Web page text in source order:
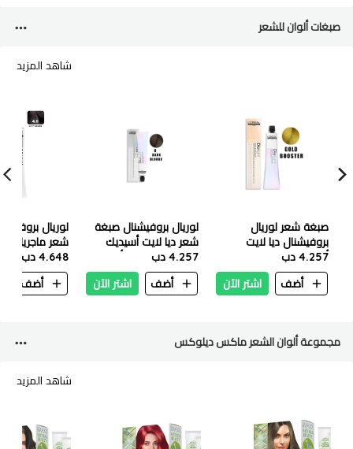
صبغات ألوان للشعر
شاهد المزيد
صبغة شعر لوريال
بروفيشنال ديا لايت
أسيديك غلوس كولور -
معزز الذهب (50 مل)
4.257 دب
أضف
اشتر الآن
لوريال بروفيشنال صبغة
شعر ديا لايت أسيديك
داكن (50 مل)
4.257 دب
أضف
اشتر الآن
لوريال
4.0 بني داكن
4.648 دب
أضف
مجموعة ألوان الشعر ماكس ديلوكس
شاهد المزيد